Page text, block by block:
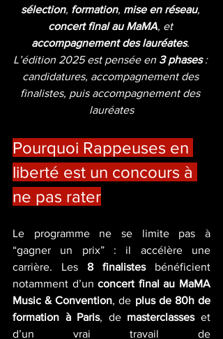
sélection, formation, mise en réseau,
concert final au MaMA, et
accompagnement des lauréates.
L’édition 2025 est pensée en 3 phases :
candidatures, accompagnement des
finalistes, puis accompagnement des
lauréates
Pourquoi Rappeuses en
liberté est un concours à
ne pas rater
Le programme ne se limite pas à
“gagner un prix” : il accélère une
carrière. Les 8 finalistes bénéficient
notamment d’un concert final au MaMA
Music & Convention, de plus de 80h de
formation à Paris, de masterclasses et